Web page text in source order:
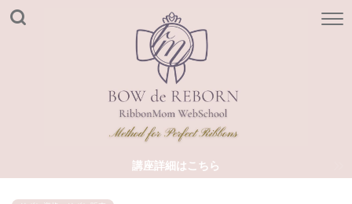
講座詳細はこちら